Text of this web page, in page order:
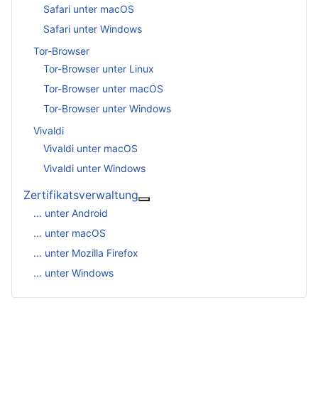
Safari unter macOS
Safari unter Windows
Tor-Browser
Tor-Browser unter Linux
Tor-Browser unter macOS
Tor-Browser unter Windows
Vivaldi
Vivaldi unter macOS
Vivaldi unter Windows
Zertifikatsverwaltung
... unter Android
... unter macOS
... unter Mozilla Firefox
... unter Windows